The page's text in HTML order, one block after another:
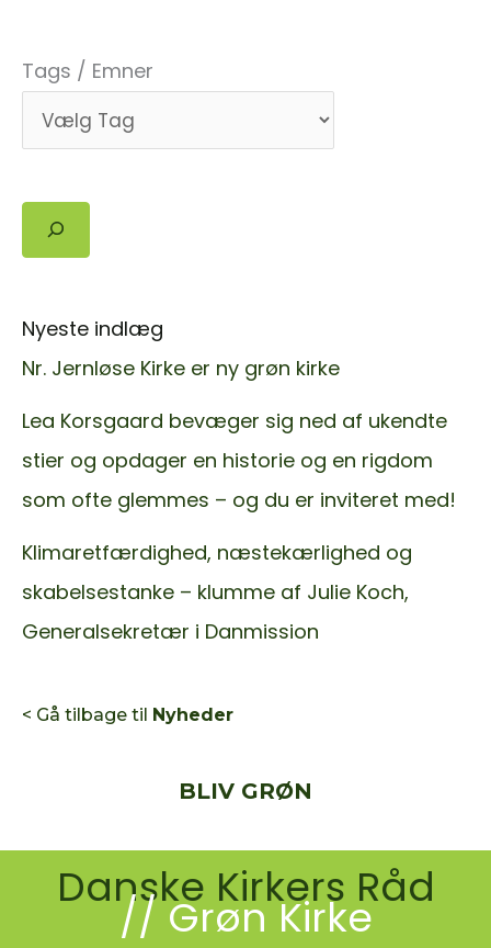
Tags / Emner
Søg
Nyeste indlæg
Nr. Jernløse Kirke er ny grøn kirke
Lea Korsgaard bevæger sig ned af ukendte
stier og opdager en historie og en rigdom
som ofte glemmes – og du er inviteret med!
Klimaretfærdighed, næstekærlighed og
skabelsestanke – klumme af Julie Koch,
Generalsekretær i Danmission
< Gå tilbage til Nyheder
BLIV GRØN
Danske Kirkers Råd
// Grøn Kirke